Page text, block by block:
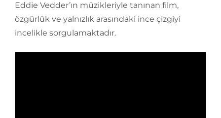
Eddie Vedder’ın müzikleriyle tanınan film,
özgürlük ve yalnızlık arasındaki ince çizgiyi
incelikle sorgulamaktadır.